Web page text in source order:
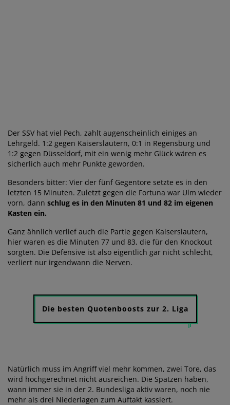
Der SSV hat viel Pech, zahlt augenscheinlich einiges an
Lehrgeld. 1:2 gegen Kaiserslautern, 0:1 in Regensburg und
1:2 gegen Düsseldorf, mit ein wenig mehr Glück wären es
sicherlich auch mehr Punkte geworden.
Besonders bitter: Vier der fünf Gegentore setzte es in den
letzten 15 Minuten. Zuletzt gegen die Fortuna war Ulm wieder
vorn, dann schlug es in den Minuten 81 und 82 im eigenen
Kasten ein.
Ganz ähnlich verlief auch die Partie gegen Kaiserslautern,
hier waren es die Minuten 77 und 83, die für den Knockout
sorgten. Die Defensive ist also eigentlich gar nicht schlecht,
verliert nur irgendwann die Nerven.
Die besten Quotenboosts zur 2. Liga
Natürlich muss im Angriff viel mehr kommen, zwei Tore, das
wird hochgerechnet nicht ausreichen. Die Spatzen haben,
wann immer sie in der 2. Bundesliga aktiv waren, noch nie
mehr als drei Niederlagen zum Auftakt kassiert.